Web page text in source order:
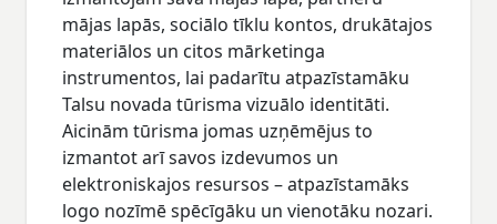
mājas lapās, sociālo tīklu kontos, drukātajos
materiālos un citos mārketinga
instrumentos, lai padarītu atpazīstamāku
Talsu novada tūrisma vizuālo identitāti.
Aicinām tūrisma jomas uzņēmējus to
izmantot arī savos izdevumos un
elektroniskajos resursos – atpazīstamāks
logo nozīmē spēcīgāku un vienotāku nozari.